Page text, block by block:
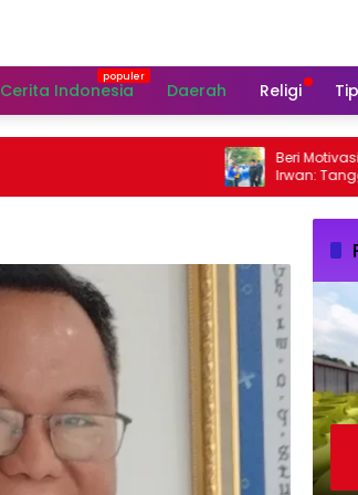
Cerita Indonesia Daerah Religi
Beri Motivasi
Irwan: Tanggal
Perhatian